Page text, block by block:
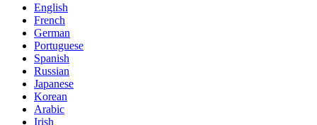
English
French
German
Portuguese
Spanish
Russian
Japanese
Korean
Arabic
Irish